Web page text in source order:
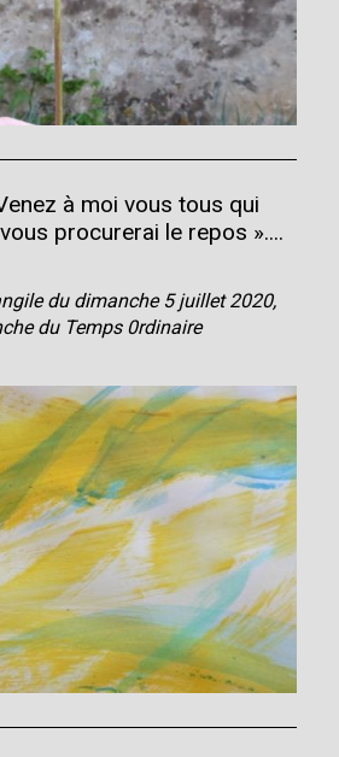
à moi vous tous qui
procurerai le repos »....
du dimanche 5 juillet 2020,
du Temps 0rdinaire